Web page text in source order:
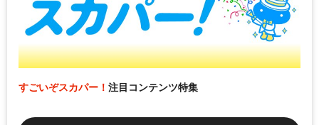
すごいぞスカパー！ 注目コンテンツ特集